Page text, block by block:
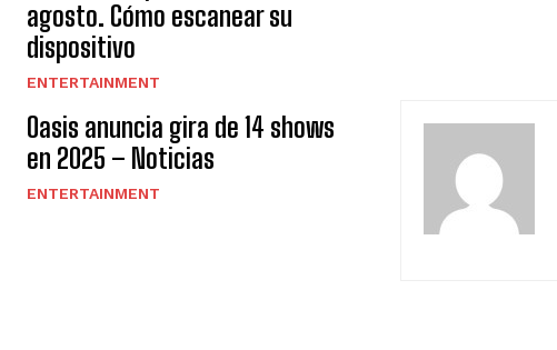
agosto. Cómo escanear su
dispositivo
ENTERTAINMENT
Oasis anuncia gira de 14 shows
en 2025 – Noticias
ENTERTAINMENT